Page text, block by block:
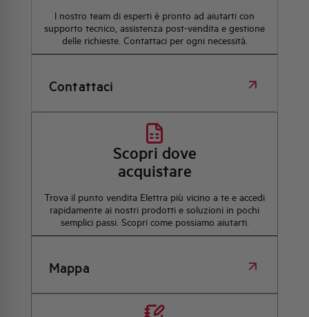
l nostro team di esperti è pronto ad aiutarti con
supporto tecnico, assistenza post-vendita e gestione
delle richieste. Contattaci per ogni necessità.
Contattaci
Scopri dove
acquistare
Trova il punto vendita Elettra più vicino a te e accedi
rapidamente ai nostri prodotti e soluzioni in pochi
semplici passi. Scopri come possiamo aiutarti.
Mappa